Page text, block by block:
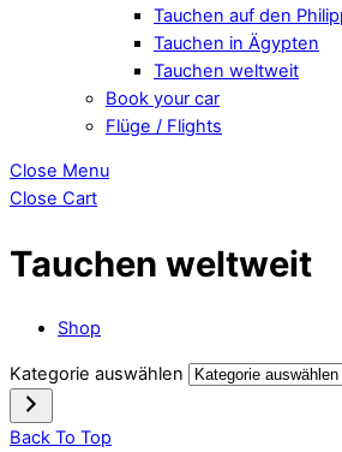
Tauchen auf den
Tauchen in Ägypten
Tauchen weltweit
Book your car
Flüge / Flights
Close Menu
Close Cart
Tauchen weltweit
Shop
Kategorie auswählen
Back To Top